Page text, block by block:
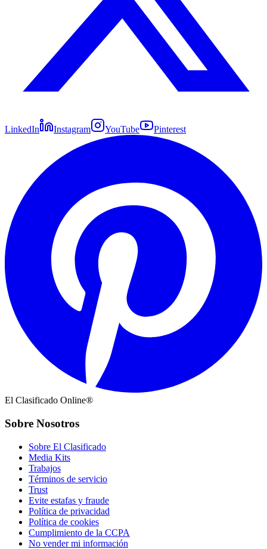
LinkedIn Instagram YouTube Pinterest
El Clasificado Online®
Sobre Nosotros
Sobre El Clasificado
Media Kits
Trabajos
Términos de servicio
Trust
Evite estafas y fraude
Política de privacidad
Política de cookies
Cumplimiento de la CCPA
No vender mi información